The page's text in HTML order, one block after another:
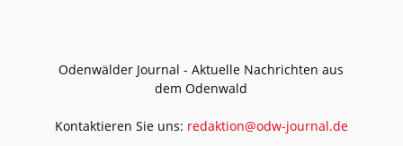
Odenwälder Journal - Aktuelle Nachrichten aus
dem Odenwald
Kontaktieren Sie uns: redaktion@odw-journal.de